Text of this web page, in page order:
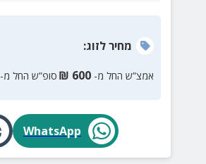
מחירלזוג:
אמצ”ש החל מ- 600
₪ סופ”ש החל מ-
WhatsApp